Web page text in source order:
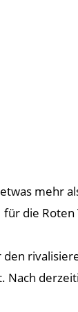
mehr
für die Roten
Nach